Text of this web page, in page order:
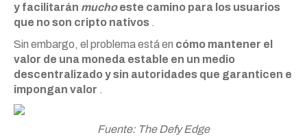
y facilitarán muchoeste camino para los usuarios
que no son cripto nativos .
Sin embargo, el problema está en cómo mantener el
valor de una moneda estable en un medio
descentralizado y sin autoridades que garanticen e
impongan valor .
Fuente: The Defy Edge